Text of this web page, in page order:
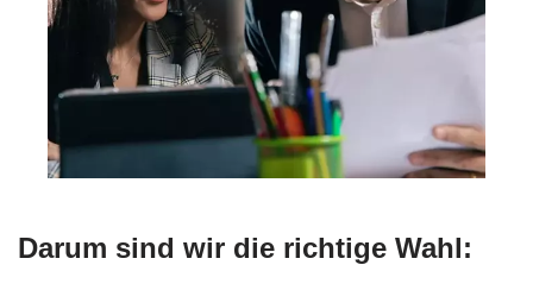
Darum sind wir die richtige Wahl: